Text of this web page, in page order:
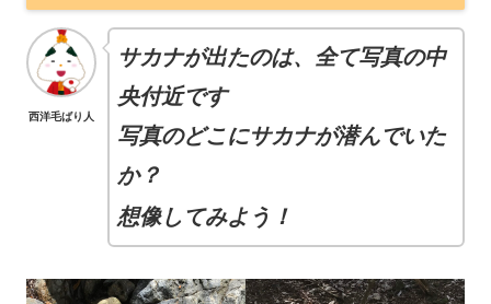
西洋毛ばり人
サカナが出たのは、全て写真の中
央付近です
写真のどこにサカナが潜んでいた
か？
想像してみよう！